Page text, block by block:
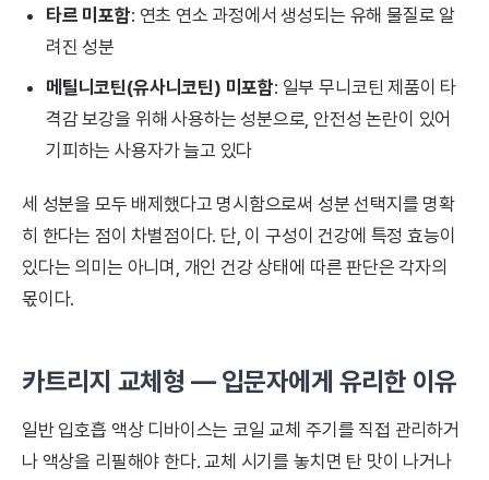
타르 미포함: 연초 연소 과정에서 생성되는 유해 물질로 알
려진 성분
메틸니코틴(유사니코틴) 미포함: 일부 무니코틴 제품이 타
격감 보강을 위해 사용하는 성분으로, 안전성 논란이 있어
기피하는 사용자가 늘고 있다
세 성분을 모두 배제했다고 명시함으로써 성분 선택지를 명확
히 한다는 점이 차별점이다. 단, 이 구성이 건강에 특정 효능이
있다는 의미는 아니며, 개인 건강 상태에 따른 판단은 각자의
몫이다.
카트리지 교체형 — 입문자에게 유리한 이유
일반 입호흡 액상 디바이스는 코일 교체 주기를 직접 관리하거
나 액상을 리필해야 한다. 교체 시기를 놓치면 탄 맛이 나거나